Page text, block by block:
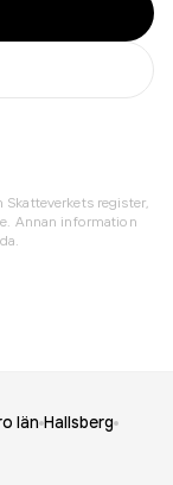
register,
Annan information
län Hallsberg